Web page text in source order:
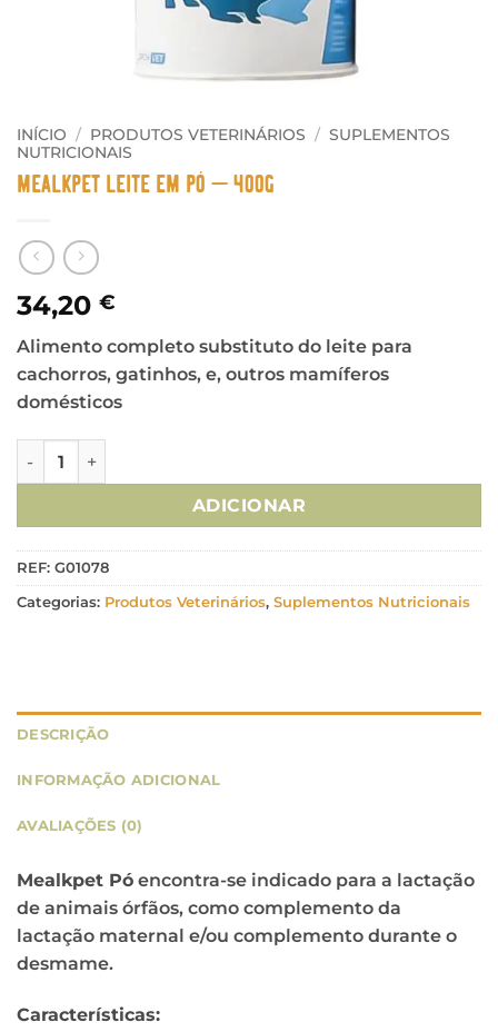
INÍCIO / PRODUTOS VETERINÁRIOS / SUPLEMENTOS
NUTRICIONAIS
Mealkpet Leite em Pó – 400g
34,20 €
Alimento completo substituto do leite para
cachorros, gatinhos, e, outros mamíferos
domésticos
Quantidade de Mealkpet Leite em Pó - 400g
ADICIONAR
REF: G01078
Categorias: Produtos Veterinários, Suplementos Nutricionais
DESCRIÇÃO
INFORMAÇÃO ADICIONAL
AVALIAÇÕES (0)
Mealkpet Pó encontra-se indicado para a lactação
de animais órfãos, como complemento da
lactação maternal e/ou complemento durante o
desmame.
Características: